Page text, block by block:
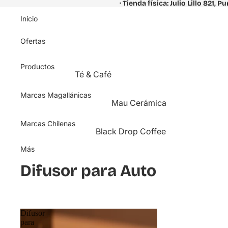
· Tienda física: Julio Lillo 821,
Inicio
Ofertas
Productos
Té & Café
Teteras - Cafeteras
Café Variedades
Té Variedades
Tazas
Hogar
Marcas Magallánicas
Mau Cerámica
Materos · Tazas
Maceteros
La Biota
Colección Nothofagus
Marcas Chilenas
Black Drop Coffee
Café · Drip
Accesorios
Ver todo
Más
Difusor para Auto
Difusor
para